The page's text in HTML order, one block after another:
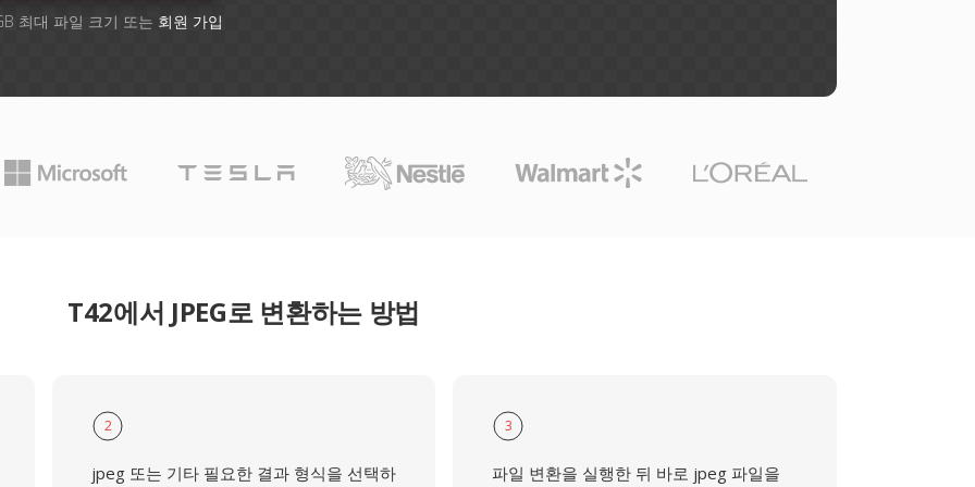
최대 파일 크기 또는 회원 가입
T42에서 JPEG로 변환하는 방법
2
jpeg 또는 기타 필요한 결과 형식을 선택하
3
파일 변환을 실행한 뒤 바로 jpeg 파일을